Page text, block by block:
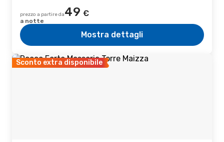
prezzo a partire da49 €
a notte
Mostra dettagli
Sconto extra disponibile